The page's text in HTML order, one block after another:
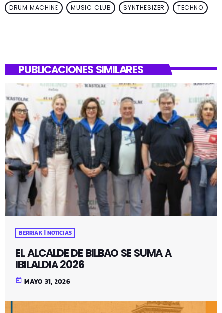
DRUM MACHINE MUSIC CLUB SYNTHESIZER TECHNO
PUBLICACIONES SIMILARES
BERRIAK | NOTICIAS
EL ALCALDE DE BILBAO SE SUMA A
IBILALDIA 2026
today MAYO 31, 2026